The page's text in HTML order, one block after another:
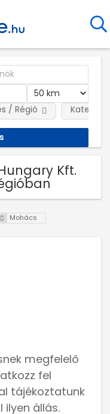
/ Régió
Kft.
Mohács
megfelelő
fel
tájékoztatunk
ilyen állás.